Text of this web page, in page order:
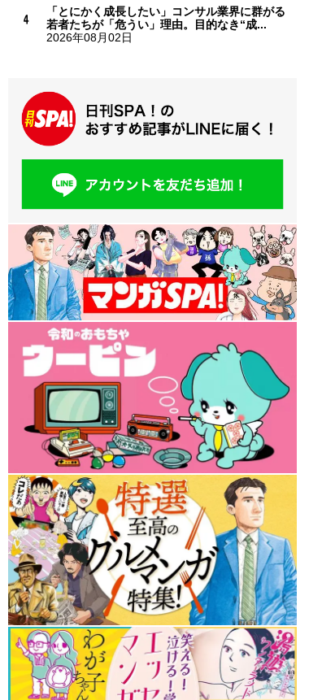
「とにかく成長したい」コンサル業界に群がる
若者たちが「危うい」理由。目的なき“成...
2026年08月02日